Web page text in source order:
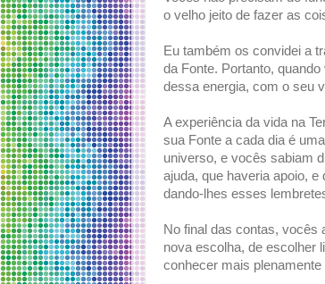
o velho jeito de fazer as
Eu também os convidei a
da Fonte. Portanto,
dessa energia, com o seu
A experiência da vida na
sua Fonte a cada dia é
universo, e vocês sabiam
ajuda, que haveria apoio,
dando-lhes esses
No final das contas, vocês
nova escolha, de escolher
conhecer mais